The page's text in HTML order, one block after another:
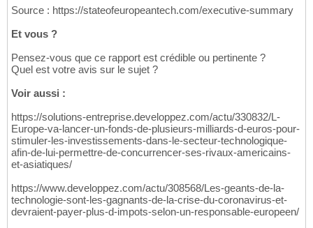
Source : https://stateofeuropeantech.com/executive-summary
Et vous ?
Pensez-vous que ce rapport est crédible ou pertinente ?
Quel est votre avis sur le sujet ?
Voir aussi :
https://solutions-entreprise.developpez.com/actu/330832/L-
Europe-va-lancer-un-fonds-de-plusieurs-milliards-d-euros-pour-
stimuler-les-investissements-dans-le-secteur-technologique-
afin-de-lui-permettre-de-concurrencer-ses-rivaux-americains-
et-asiatiques/
https://www.developpez.com/actu/308568/Les-geants-de-la-
technologie-sont-les-gagnants-de-la-crise-du-coronavirus-et-
devraient-payer-plus-d-impots-selon-un-responsable-europeen/